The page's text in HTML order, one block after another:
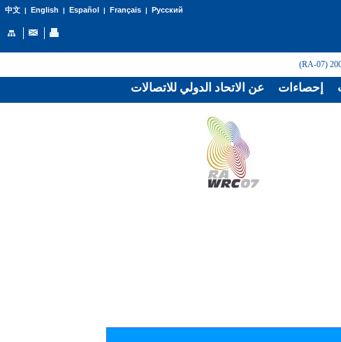
中文| English | Español | Français| Русский
عن الاتحاد الدولي للاتصالات إحصاءات